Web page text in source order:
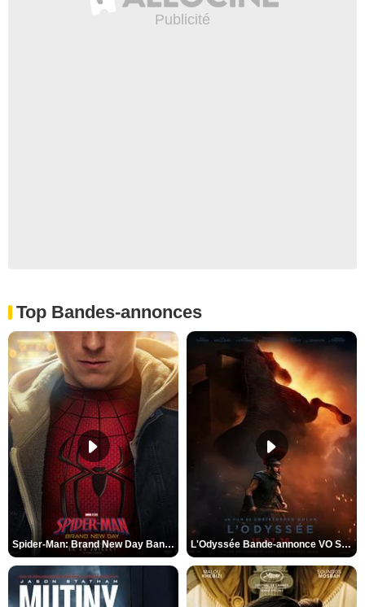
Top Bandes-annonces
Spider-Man: Brand New Day Bande-annonce VO STFR L'Odyssée Bande-annonce VO STFR